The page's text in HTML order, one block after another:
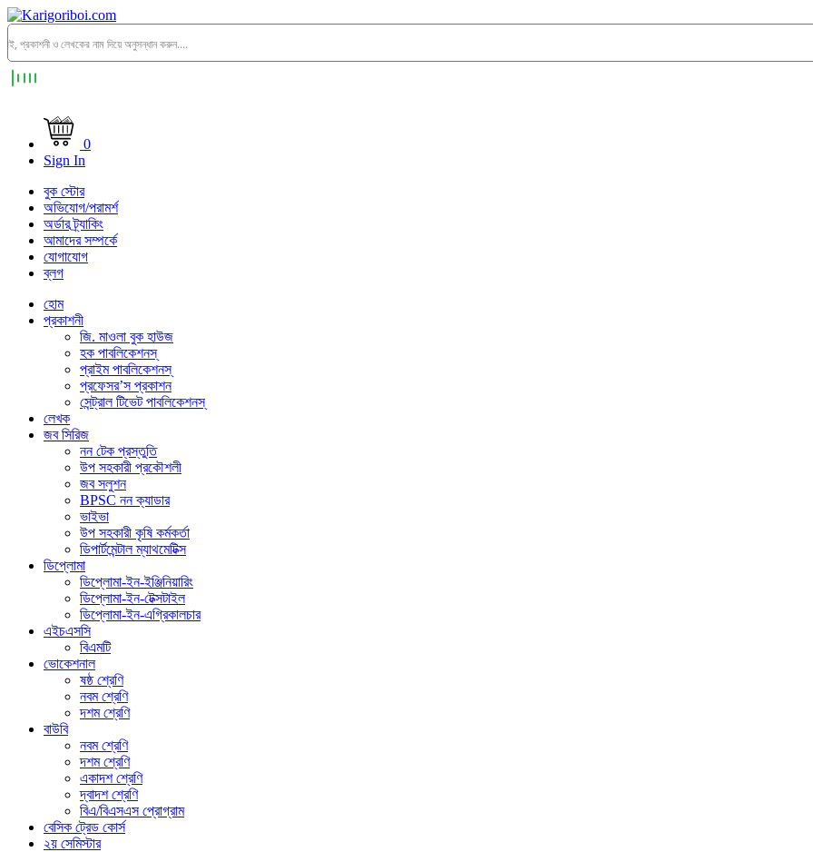
0
Sign In
বুক স্টোর
অভিযোগ/পরামর্শ
অর্ডার ট্র্যাকিং
আমাদের সম্পর্কে
যোগাযোগ
ব্লগ
হোম
প্রকাশনী
জি. মাওলা বুক হাউজ
হক পাবলিকেশনস্
প্রাইম পাবলিকেশনস্
প্রফেসর’স প্রকাশন
সেন্ট্রাল টিভেট পাবলিকেশনস্
লেখক
জব সিরিজ
নন টেক প্রস্তুতি
উপ সহকারী প্রকৌশলী
জব সলুশন
BPSC নন ক্যাডার
ভাইভা
উপ সহকারী কৃষি কর্মকর্তা
ডিপার্টমেন্টাল ম্যাথমেটিক্স
ডিপ্লোমা
ডিপ্লোমা-ইন-ইঞ্জিনিয়ারিং
ডিপ্লোমা-ইন-টেক্সটাইল
ডিপ্লোমা-ইন-এগ্রিকালচার
এইচএসসি
বিএমটি
ভোকেশনাল
ষষ্ঠ শ্রেণি
নবম শ্রেণি
দশম শ্রেণি
বাউবি
নবম শ্রেণি
দশম শ্রেণি
একাদশ শ্রেণি
দ্বাদশ শ্রেণি
বিএ/বিএসএস প্রোগ্রাম
বেসিক ট্রেড কোর্স
২য় সেমিস্টার